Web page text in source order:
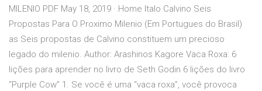
MILENIO PDF May 18, 2019 · Home Italo Calvino Seis
Propostas Para O Proximo Milenio (Em Portugues do Brasil)
as Seis propostas de Calvino constituem um precioso
legado do milenio. Author: Arashinos Kagore Vaca Roxa: 6
lições para aprender no livro de Seth Godin 6 lições do livro
“Purple Cow” 1. Se você é uma “vaca roxa”, você provoca